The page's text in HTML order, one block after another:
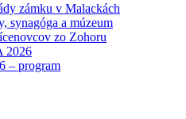
zámku v Malackách
synagóga a múzeum
zo Zohoru
2026
– program